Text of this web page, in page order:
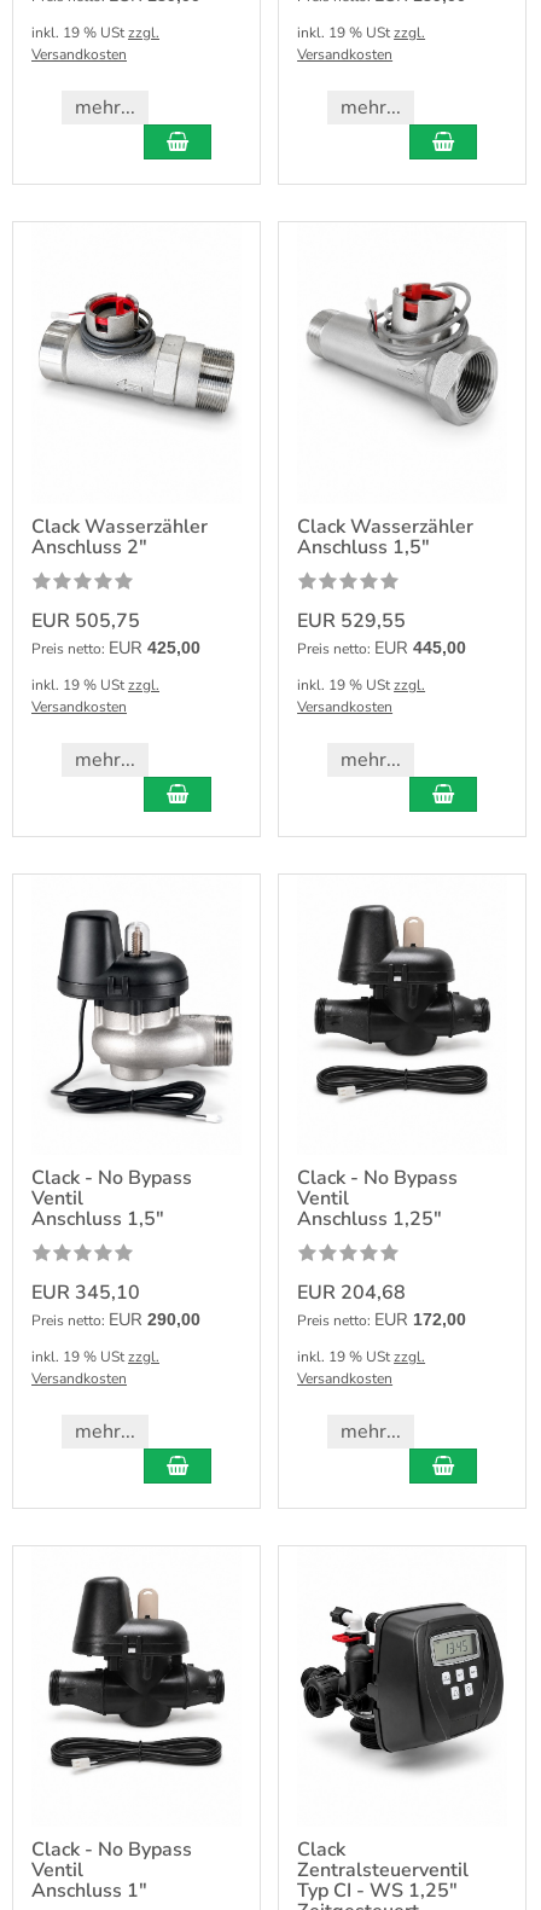
inkl. 19 % UStzzgl.
Versandkosten
mehr...
inkl. 19 % UStzzgl.
Versandkosten
mehr...
Clack Wasserzähler
Anschluss 2"
EUR 505,75
Preis netto: EUR 425,00
inkl. 19 % UStzzgl.
Versandkosten
mehr...
Clack Wasserzähler
Anschluss 1,5"
EUR 529,55
Preis netto: EUR445,00
inkl. 19 % UStzzgl.
Versandkosten
mehr...
Clack - No Bypass
Ventil
Anschluss 1,5"
EUR 345,10
Preis netto: EUR 290,00
inkl. 19 % UStzzgl.
Versandkosten
mehr...
Clack - No Bypass
Ventil
Anschluss 1,25"
EUR 204,68
Preis netto: EUR 172,00
inkl. 19 % UStzzgl.
Versandkosten
mehr...
Clack - No Bypass
Ventil
Anschluss 1"
Clack
Zentralsteuerventil
Typ CI - WS 1,25"